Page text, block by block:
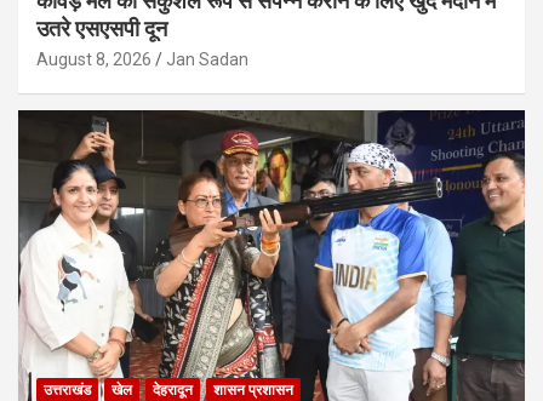
उतरे एसएसपी दून
August 8, 2026 Jan Sadan
उत्तराखंड खेल देहरादून शासन प्रशासन